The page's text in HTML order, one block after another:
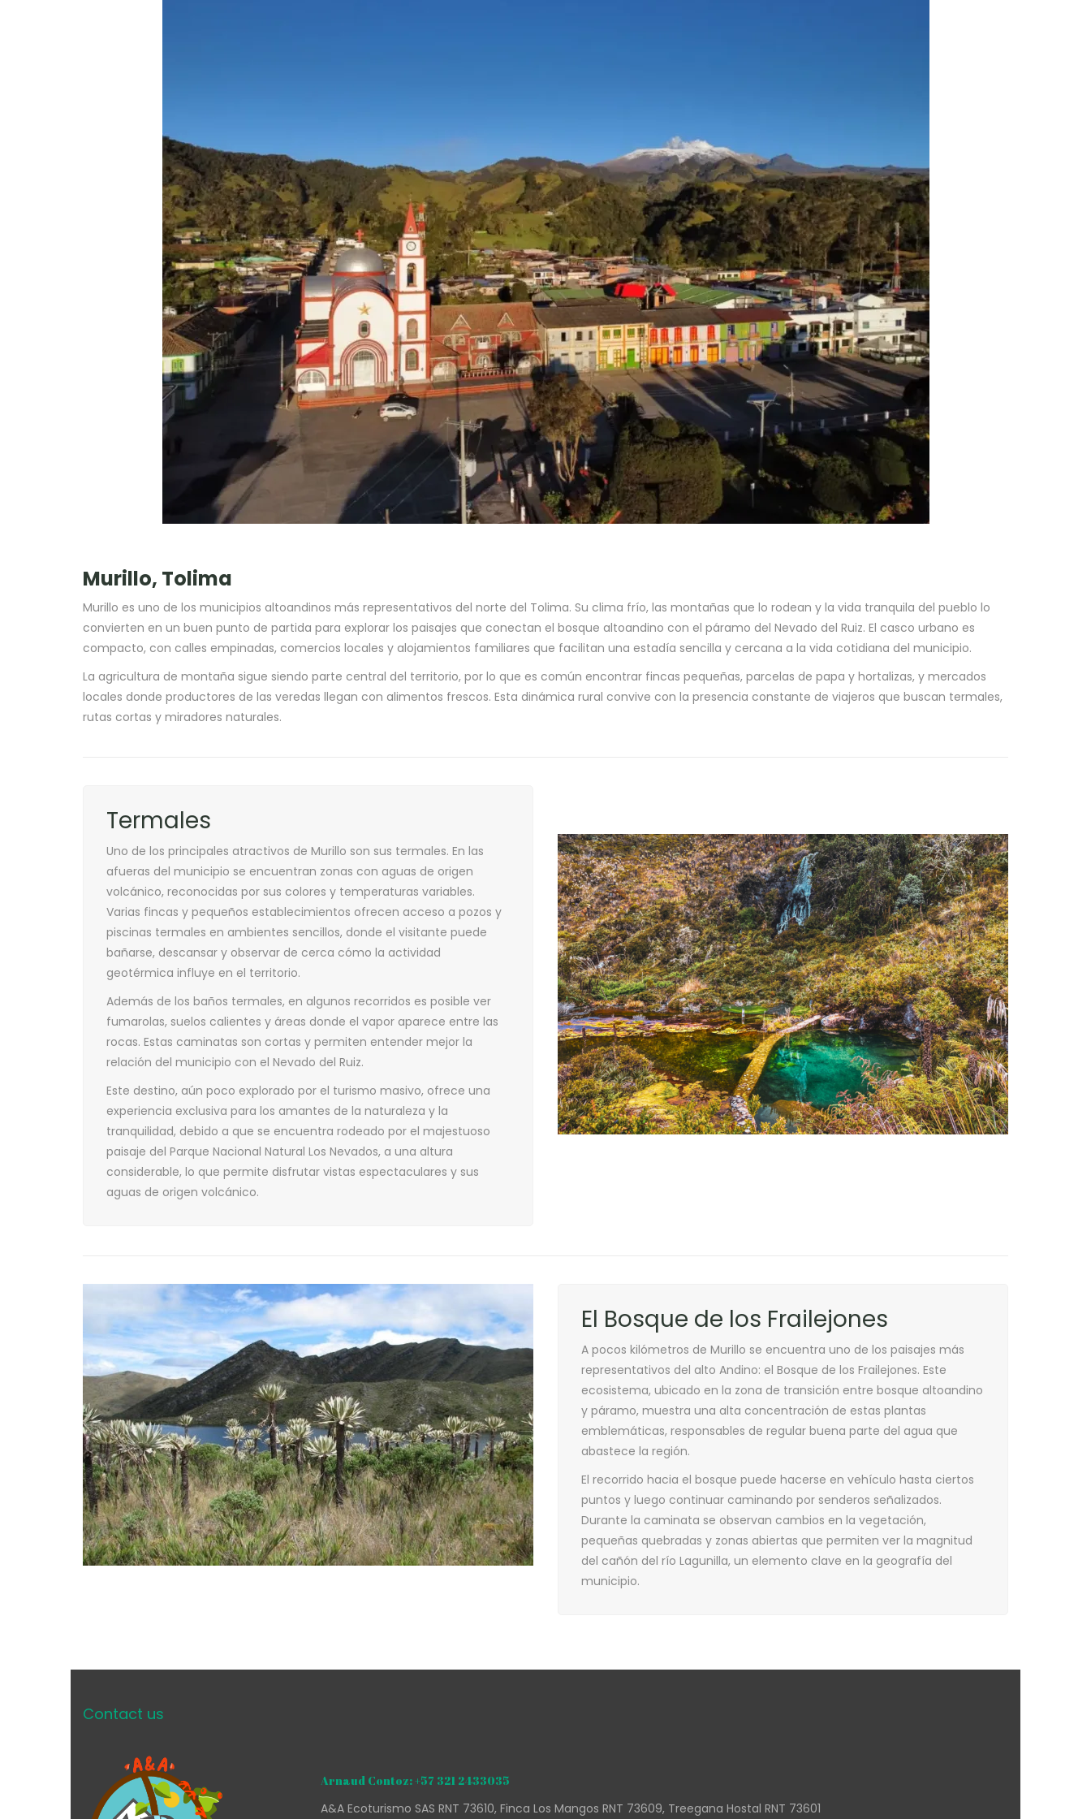
Murillo, Tolima
Murillo es uno de los municipios altoandinos más representativos del norte del Tolima. Su clima frío, las montañas que lo rodean y la vida tranquila del pueblo lo
convierten en un buen punto de partida para explorar los paisajes que conectan el bosque altoandino con el páramo del Nevado del Ruiz. El casco urbano es
compacto, con calles empinadas, comercios locales y alojamientos familiares que facilitan una estadía sencilla y cercana a la vida cotidiana del municipio.
La agricultura de montaña sigue siendo parte central del territorio, por lo que es común encontrar fincas pequeñas, parcelas de papa y hortalizas, y mercados
locales donde productores de las veredas llegan con alimentos frescos. Esta dinámica rural convive con la presencia constante de viajeros que buscan termales,
rutas cortas y miradores naturales.
Termales
Uno de los principales atractivos de Murillo son sus termales. En las
afueras del municipio se encuentran zonas con aguas de origen
volcánico, reconocidas por sus colores y temperaturas variables.
Varias fincas y pequeños establecimientos ofrecen acceso a pozos y
piscinas termales en ambientes sencillos, donde el visitante puede
bañarse, descansar y observar de cerca cómo la actividad
geotérmica influye en el territorio.
Además de los baños termales, en algunos recorridos es posible ver
fumarolas, suelos calientes y áreas donde el vapor aparece entre las
rocas. Estas caminatas son cortas y permiten entender mejor la
relación del municipio con el Nevado del Ruiz.
Este destino, aún poco explorado por el turismo masivo, ofrece una
experiencia exclusiva para los amantes de la naturaleza y la
tranquilidad, debido a que se encuentra rodeado por el majestuoso
paisaje del Parque Nacional Natural Los Nevados, a una altura
considerable, lo que permite disfrutar vistas espectaculares y sus
aguas de origen volcánico.
El Bosque de los Frailejones
A pocos kilómetros de Murillo se encuentra uno de los paisajes más
representativos del alto Andino: el Bosque de los Frailejones. Este
ecosistema, ubicado en la zona de transición entre bosque altoandino
y páramo, muestra una alta concentración de estas plantas
emblemáticas, responsables de regular buena parte del agua que
abastece la región.
El recorrido hacia el bosque puede hacerse en vehículo hasta ciertos
puntos y luego continuar caminando por senderos señalizados.
Durante la caminata se observan cambios en la vegetación,
pequeñas quebradas y zonas abiertas que permiten ver la magnitud
del cañón del río Lagunilla, un elemento clave en la geografía del
municipio.
Contact us
Arnaud Contoz: +57 321 2433035
A&A Ecoturismo SAS RNT 73610, Finca Los Mangos RNT 73609, Treegana Hostal RNT 73601